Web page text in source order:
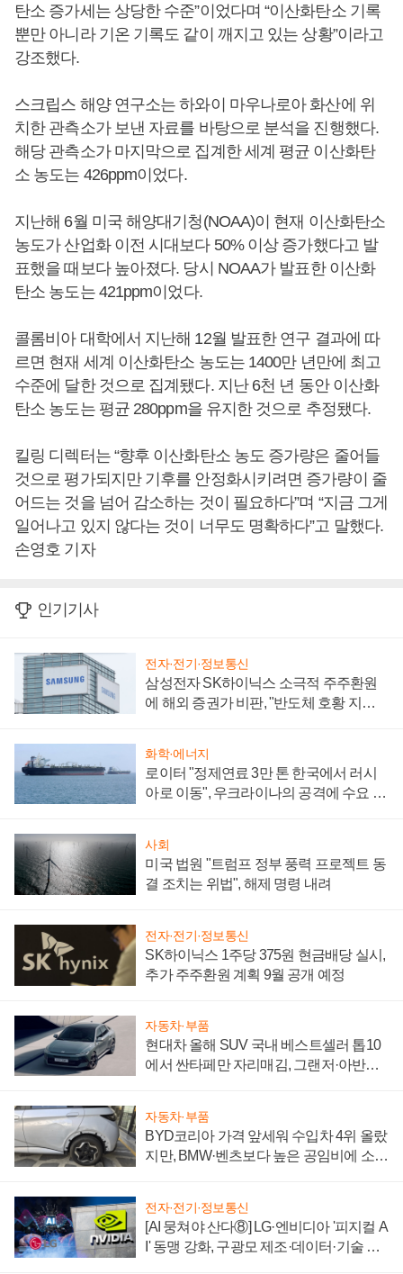
탄소 증가세는 상당한 수준”이었다며 “이산화탄소 기록
뿐만 아니라 기온 기록도 같이 깨지고 있는 상황”이라고
강조했다.
스크립스 해양 연구소는 하와이 마우나로아 화산에 위
치한 관측소가 보낸 자료를 바탕으로 분석을 진행했다.
해당 관측소가 마지막으로 집계한 세계 평균 이산화탄
소 농도는 426ppm이었다.
지난해 6월 미국 해양대기청(NOAA)이 현재 이산화탄소
농도가 산업화 이전 시대보다 50% 이상 증가했다고 발
표했을 때보다 높아졌다. 당시 NOAA가 발표한 이산화
탄소 농도는 421ppm이었다.
콜롬비아 대학에서 지난해 12월 발표한 연구 결과에 따
르면 현재 세계 이산화탄소 농도는 1400만 년만에 최고
수준에 달한 것으로 집계됐다. 지난 6천 년 동안 이산화
탄소 농도는 평균 280ppm을 유지한 것으로 추정됐다.
킬링 디렉터는 “향후 이산화탄소 농도 증가량은 줄어들
것으로 평가되지만 기후를 안정화시키려면 증가량이 줄
어드는 것을 넘어 감소하는 것이 필요하다”며 “지금 그게
일어나고 있지 않다는 것이 너무도 명확하다”고 말했다.
손영호 기자
인기기사
전자·전기·정보통신
삼성전자 SK하이닉스 소극적 주주환원
에 해외 증권가 비판, "반도체 호황 지속
화학·에너지
로이터 "정제연료 3만 톤 한국에서 러시
아로 이동", 우크라이나의 공격에 수요 늘
사회
미국 법원 "트럼프 정부 풍력 프로젝트 동
결 조치는 위법", 해제 명령 내려
전자·전기·정보통신
SK하이닉스 1주당 375원 현금배당 실시,
추가 주주환원 계획 9월 공개 예정
자동차·부품
현대차 올해 SUV 국내 베스트셀러 톱10
에서 싼타페만 자리매김, 그랜저·아반떼
자동차·부품
BYD코리아 가격 앞세워 수입차 4위 올랐
지만, BMW·벤츠보다 높은 공임비에 소비
전자·전기·정보통신
[AI 뭉쳐야 산다⑧] LG·엔비디아 '피지컬 A
I' 동맹 강화, 구광모 제조·데이터·기술 결